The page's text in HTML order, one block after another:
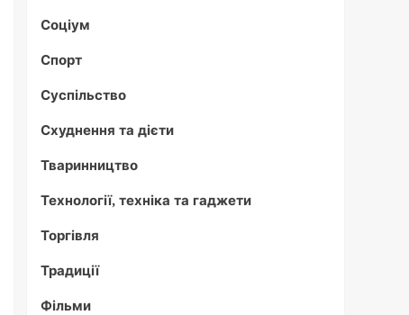
Соціум
Спорт
Суспільство
Схуднення та дієти
Тваринництво
Технології, техніка та гаджети
Торгівля
Традиції
Фільми